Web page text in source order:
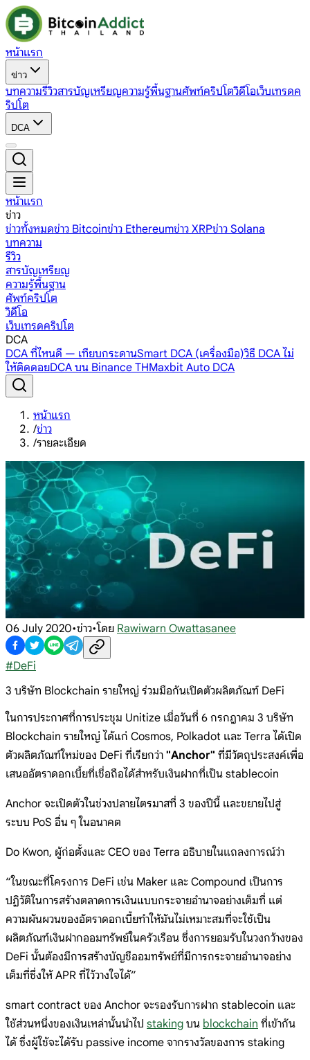
หน้าแรก
ข่าว
บทความรีวิวสารบัญเหรียญความรู้พื้นฐานศัพท์คริปโตวิดีโอเว็บเทรดค
ริปโต
DCA
หน้าแรก
ข่าว
ข่าวทั้งหมดข่าว Bitcoinข่าว Ethereumข่าว XRPข่าว Solana
บทความ
รีวิว
สารบัญเหรียญ
ความรู้พื้นฐาน
ศัพท์คริปโต
วิดีโอ
เว็บเทรดคริปโต
DCA
DCA ที่ไหนดี — เทียบกระดานSmart DCA (เครื่องมือ)วิธี DCA ไม่
ให้ติดดอยDCA บน Binance THMaxbit Auto DCA
หน้าแรก
/ข่าว
/รายละเอียด
06 July 2020•ข่าว•โดย Rawiwarn Owattasanee
#DeFi
3 บริษัท Blockchain รายใหญ่ ร่วมมือกันเปิดตัวผลิตภัณฑ์ DeFi
ในการประกาศที่การประชุม Unitize เมื่อวันที่ 6 กรกฎาคม 3 บริษัท
Blockchain รายใหญ่ ได้แก่ Cosmos, Polkadot และ Terra ได้เปิด
ตัวผลิตภัณฑ์ใหม่ของ DeFi ที่เรียกว่า "Anchor" ที่มีวัตถุประสงค์เพื่อ
เสนออัตราดอกเบี้ยที่เชื่อถือได้สำหรับเงินฝากที่เป็น stablecoin
Anchor จะเปิดตัวในช่วงปลายไตรมาสที่ 3 ของปีนี้ และขยายไปสู่
ระบบ ​​PoS อื่น ๆ ในอนาคต
Do Kwon, ผู้ก่อตั้งและ CEO ของ Terra อธิบายในแถลงการณ์ว่า
“ในขณะที่โครงการ DeFi เช่น Maker และ Compound เป็นการ
ปฏิวัติในการสร้างตลาดการเงินแบบกระจายอำนาจอย่างเต็มที่ แต่
ความผันผวนของอัตราดอกเบี้ยทำให้มันไม่เหมาะสมที่จะใช้เป็น
ผลิตภัณฑ์เงินฝากออมทรัพย์ในครัวเรือน ซึ่งการยอมรับในวงกว้างของ
DeFi นั้นต้องมีการสร้างบัญชีออมทรัพย์ที่มีการกระจายอำนาจอย่าง
เต็มที่ซึ่งให้ APR ที่ไว้วางใจได้”
smart contract ของ Anchor จะรองรับการฝาก stablecoin และ
ใช้ส่วนหนึ่งของเงินเหล่านั้นนำไป staking บน blockchain ที่เข้ากัน
ได้ ซึ่งผู้ใช้จะได้รับ passive income จากรางวัลของการ staking